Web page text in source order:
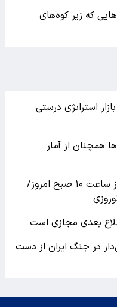
که زیر کوه‌های
استراتژی درستی
همچنان از آمار
اعمال محدودیت تردد در چالوس از ساعت ۱۰ صبح امروز/
بعدی مجازی است
سرنشین‌دار در جنگ ایران از دست